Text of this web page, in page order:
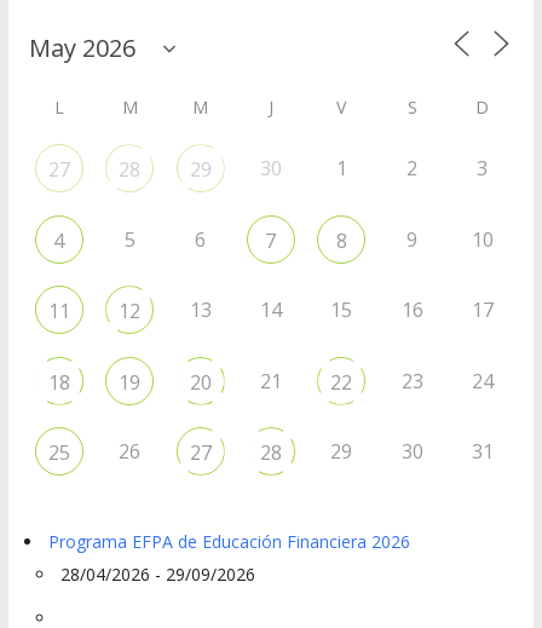
L M M J V S D
27 28 29 30 1 2 3
4 5 6 7 8 9 10
11 12 13 14 15 16 17
18 19 20 21 22 23 24
25 26 27 28 29 30 31
Programa EFPA de Educación Financiera 2026
28/04/2026 - 29/09/2026